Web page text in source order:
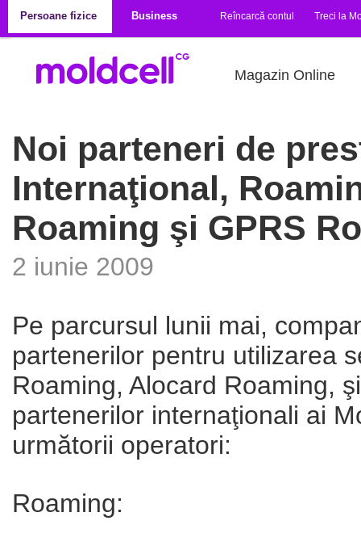
Persoane fizice
Business Reîncarcă contul Treci la
Magazin Online
Noi parteneri de
Internaţional,
Roaming şi GPRS
2 iunie 2009
Pe parcursul lunii mai,
partenerilor pentru utilizarea
Roaming, Alocard Roaming,
partenerilor internaţionali ai
următorii operatori:
Roaming: